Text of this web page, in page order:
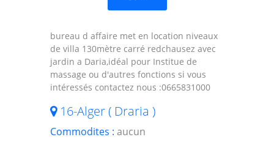
bureau d affaire met en location niveaux
de villa 130mètre carré redchausez avec
jardin a Daria,idéal pour Institue de
massage ou d'autres fonctions si vous
intéressés contactez nous :0665831000
16-Alger ( Draria )
Commodites :aucun